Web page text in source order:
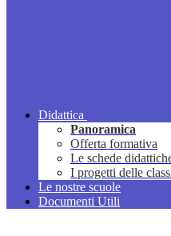
Didattica
Panoramica
Offerta formativa
Le schede
I progetti delle
Le nostre scuole
Documenti Utili